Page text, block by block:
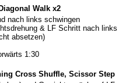
Walk x2
nach links schwingen
& LF Schritt nach links
absetzen)
1:30
Cross Shuffle, Scissor Step